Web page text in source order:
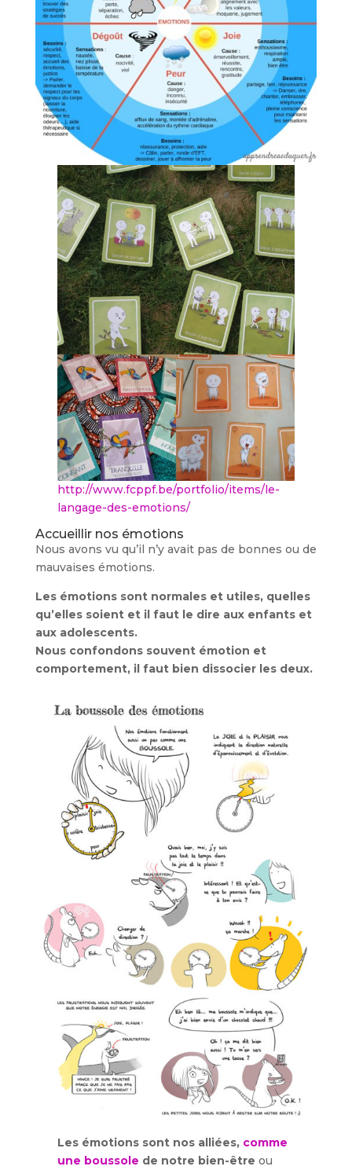
http://www.fcppf.be/portfolio/items/le-
langage-des-emotions/
Accueillir nos émotions
Nous avons vu qu’il n’y avait pas de bonnes ou de
mauvaises émotions.
Les émotions sont normales et utiles, quelles
qu’elles soient et il faut le dire aux enfants et
aux adolescents.
Nous confondons souvent émotion et
comportement, il faut bien dissocier les deux.
Les émotions sont nos alliées, comme
une boussole de notre bien-êtreou